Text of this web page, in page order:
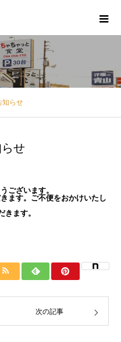
知らせ
せ
ございます。
ます。ご不便をおかけいたし
ます。
次の記事